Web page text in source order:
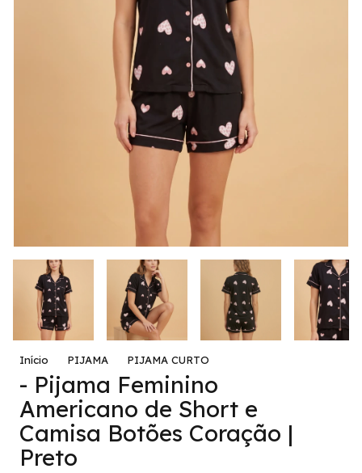
Início PIJAMA PIJAMA CURTO
- Pijama Feminino
Americano de Short e
Camisa Botões Coração |
Preto